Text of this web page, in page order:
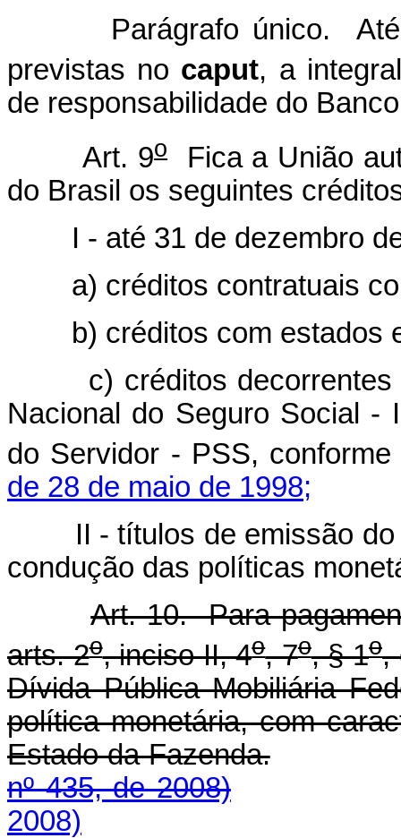
Parágrafo único.
previstas no caput, a
de responsabilidade do
Art. 9oFica a União
do Brasil os seguintes
I - até 31 de dezembro
a) créditos contratuais
b) créditos com estados
c) créditos
Nacional do Seguro Social -
do Servidor - PSS,
de 28 de maio de 1998;
II - títulos de emissão
condução das políticas
Art. 10. Para
arts. 2o, inciso II, 4o, 7o, § 1o,
Dívida Pública Mobiliária
política monetária, com
Estado da Fazenda.
nº 435, de 2008)
2008)